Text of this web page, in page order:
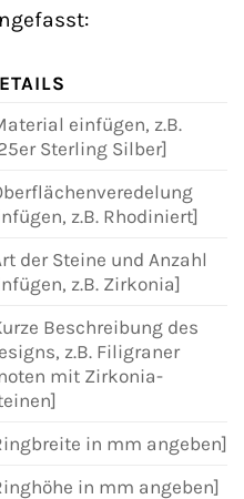
einfügen, z.B.
Sterling Silber]
z.B. Rhodiniert]
der Steine und Anzahl
z.B. Zirkonia]
Beschreibung des
z.B. Filigraner
mit Zirkonia-
in mm angeben]
in mm angeben]